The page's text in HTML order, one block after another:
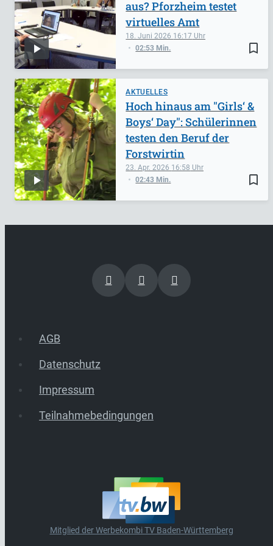
bookmark_border
18. Juni 2026 16:17
02:53 Min.
aus? Pforzheim testet
virtuelles Amt
AKTUELLES
bookmark_border
23. Apr. 2026 16:58
02:43 Min.
Hoch hinaus am "Girls‘ &
Boys‘ Day": Schülerinnen
testen den Beruf der
Forstwirtin
AGB
Datenschutz
Impressum
Teilnahmebedingungen
Mitglied der Werbekombi TV Baden-Württemberg